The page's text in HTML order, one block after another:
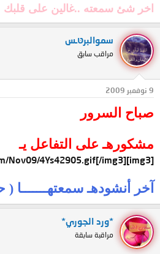
اخر شئ سمعته ..غالين على قلبك
سموالبرטּـس
مراقب سابق
9 نوفمبر 2009
صباح السرور
مشكورهـ على التفاعل يـ
[img3]http://up.arab-x.com/Nov09/4Ys42905.gif[/img3]
آخر أنشودهـ سمعتهـــــــا
*ورد الجوري*
مراقبة سابقة